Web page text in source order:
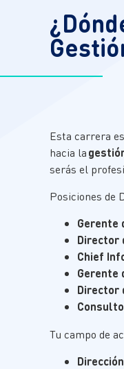
Esta carrera
hacia la
serás el
Posiciones de
Gerente
Director
Chief
Gerente
Director
Tu campo de